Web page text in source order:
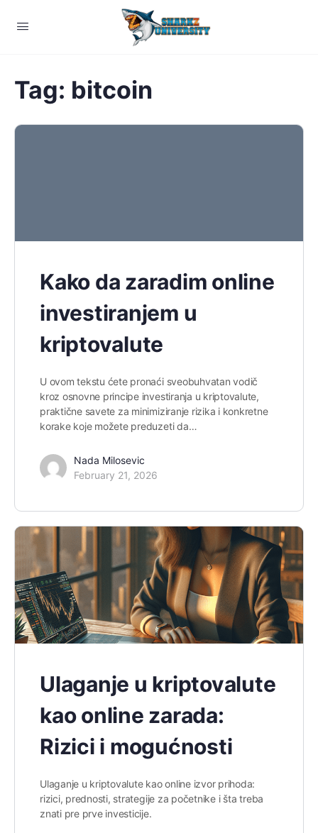
Tag: bitcoin
Kako da zaradim online
investiranjem u
kriptovalute
U ovom tekstu ćete pronaći sveobuhvatan vodič
kroz osnovne principe investiranja u kriptovalute,
praktične savete za minimiziranje rizika i konkretne
korake koje možete preduzeti da…
Nada Milosevic
February 21, 2026
Ulaganje u kriptovalute
kao online zarada:
Rizici i mogućnosti
Ulaganje u kriptovalute kao online izvor prihoda:
rizici, prednosti, strategije za početnike i šta treba
znati pre prve investicije.